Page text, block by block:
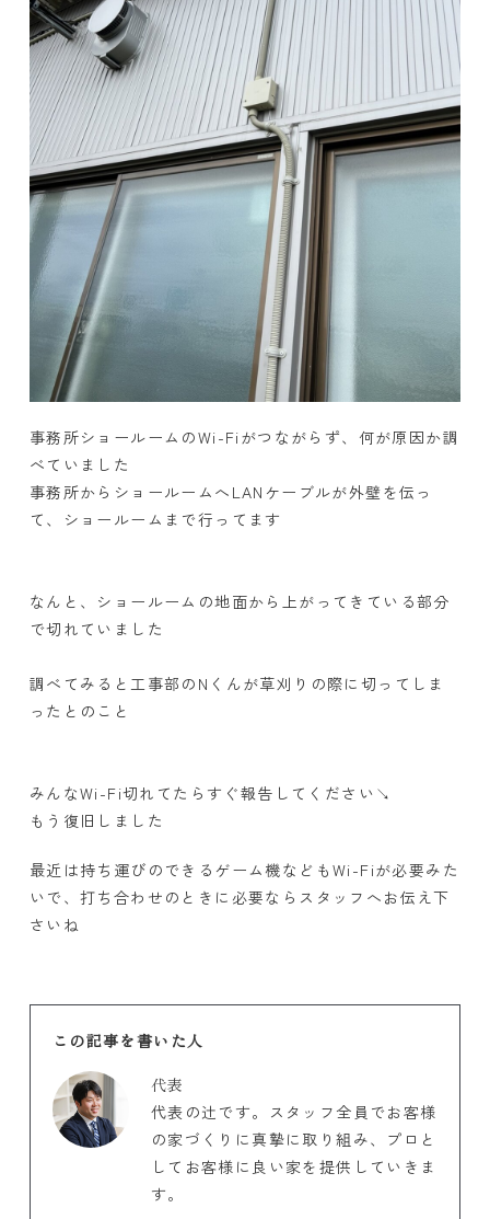
事務所ショールームのWi-Fiがつながらず、何が原因か調
べていました
事務所からショールームへLANケーブルが外壁を伝っ
て、ショールームまで行ってます
なんと、ショールームの地面から上がってきている部分
で切れていました
調べてみると工事部のNくんが草刈りの際に切ってしま
ったとのこと
みんなWi-Fi切れてたらすぐ報告してください↘
もう復旧しました
最近は持ち運びのできるゲーム機などもWi-Fiが必要みた
いで、打ち合わせのときに必要ならスタッフへお伝え下
さいね
この記事を書いた人
代表
代表の辻です。スタッフ全員でお客様
の家づくりに真摯に取り組み、プロと
してお客様に良い家を提供していきま
す。